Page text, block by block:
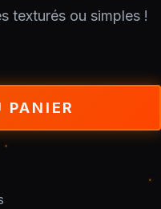
texturés ou simples !
PANIER